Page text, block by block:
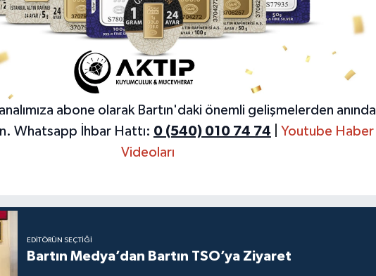
abone olarak Bartın'daki önemli gelişmelerden anında
Whatsapp İhbar Hattı: 0 (540) 010 74 74
Youtube Haber
Videoları
EDITÖRÜN SEÇTIĞI
Bartın Medya’dan Bartın TSO’ya Ziyaret